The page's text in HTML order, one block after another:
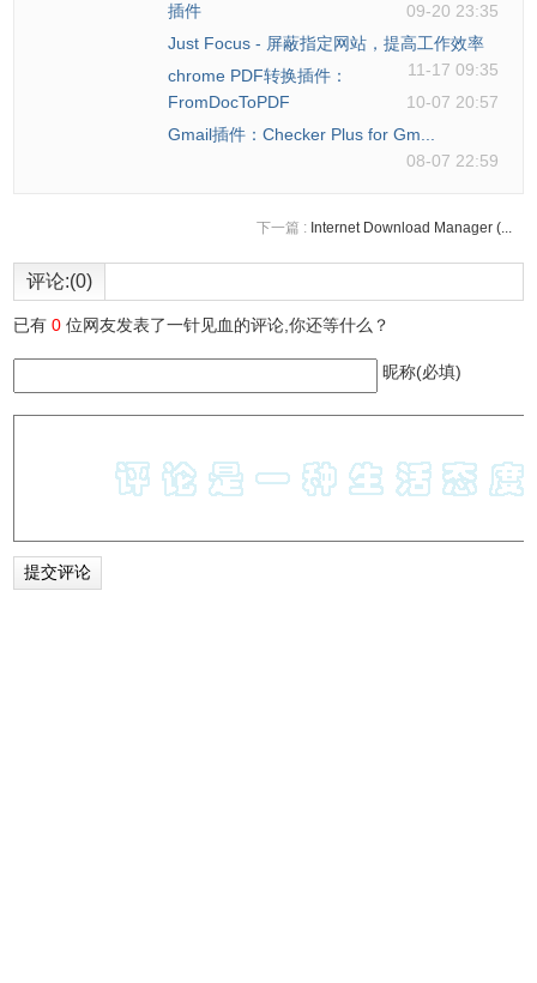
插件
09-20 23:35
Just Focus - 屏蔽指定网站，提高工作效率
11-17 09:35
chrome PDF转换插件：
FromDocToPDF
10-07 20:57
Gmail插件：Checker Plus for Gm...
08-07 22:59
下一篇 : Internet Download Manager (...
评论:(0)
已有0 位网友发表了一针见血的评论,你还等什么？
昵称(必填)